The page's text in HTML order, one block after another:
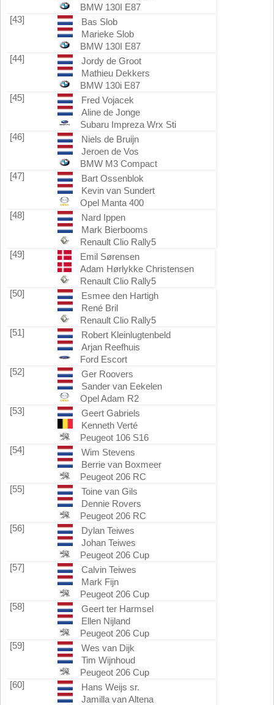
BMW 130I E87
[43]
Bas Slob
Marieke Slob
BMW 130I E87
[44]
Jordy de Groot
Mathieu Dekkers
BMW 130i E87
[45]
Fred Vojacek
Aline de Jonge
Subaru Impreza Wrx Sti
[46]
Niels de Bruijn
Jeroen de Vos
BMW M3 Compact
[47]
Bart Ossenblok
Kevin van Sundert
Opel Manta 400
[48]
Nard Ippen
Mark Bierbooms
Renault Clio Rally5
[49]
Emil Sørensen
Adam Hørlykke Christensen
Renault Clio Rally5
[50]
Esmee den Hartigh
René Bril
Renault Clio Rally5
[51]
Robert Kleinlugtenbeld
Arjan Reefhuis
Ford Escort
[52]
Ger Roovers
Sander van Eekelen
Opel Adam R2
[53]
Geert Gabriels
Kenneth Verté
Peugeot 106 S16
[54]
Wim Stevens
Berrie van Boxmeer
Peugeot 206 RC
[55]
Toine van Gils
Dennie Rovers
Peugeot 206 RC
[56]
Dylan Teiwes
Johan Teiwes
Peugeot 206 Cup
[57]
Calvin Teiwes
Mark Fijn
Peugeot 206 Cup
[58]
Geert ter Harmsel
Ellen Nijland
Peugeot 206 Cup
[59]
Wes van Dijk
Tim Wijnhoud
Peugeot 206 Cup
[60]
Hans Weijs sr.
Jamilla van Altena